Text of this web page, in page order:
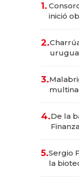
1.
inició
2.
3.
4.De la
5.Sergio
la